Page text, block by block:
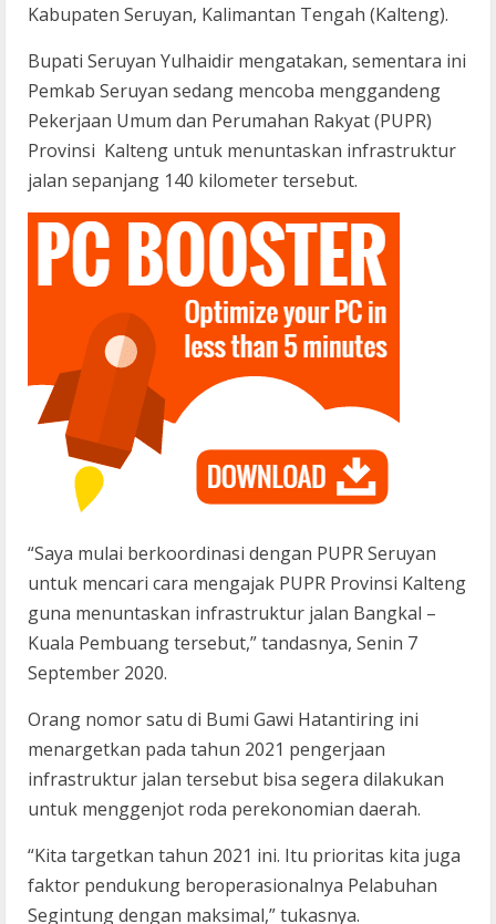
Kabupaten Seruyan, Kalimantan Tengah (Kalteng).
Bupati Seruyan Yulhaidir mengatakan, sementara ini
Pemkab Seruyan sedang mencoba menggandeng
Pekerjaan Umum dan Perumahan Rakyat (PUPR)
Provinsi Kalteng untuk menuntaskan infrastruktur
jalan sepanjang 140 kilometer tersebut.
“Saya mulai berkoordinasi dengan PUPR Seruyan
untuk mencari cara mengajak PUPR Provinsi Kalteng
guna menuntaskan infrastruktur jalan Bangkal –
Kuala Pembuang tersebut,” tandasnya, Senin 7
September 2020.
Orang nomor satu di Bumi Gawi Hatantiring ini
menargetkan pada tahun 2021 pengerjaan
infrastruktur jalan tersebut bisa segera dilakukan
untuk menggenjot roda perekonomian daerah.
“Kita targetkan tahun 2021 ini. Itu prioritas kita juga
faktor pendukung beroperasionalnya Pelabuhan
Segintung dengan maksimal,” tukasnya.